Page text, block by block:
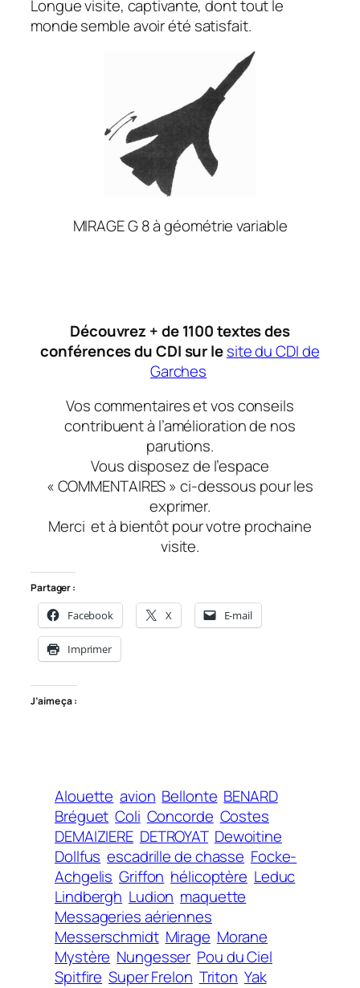
Longue visite, captivante, dont tout le
monde semble avoir été satisfait.
MIRAGE G 8 à géométrie variable
Découvrez + de 1100 textes des
conférences du CDI sur lesite du CDI de
Garches
Vos commentaires et vos conseils
contribuent à l’amélioration de nos
parutions.
Vous disposez de l’espace
« COMMENTAIRES » ci-dessous pour les
exprimer.
Merci et à bientôt pour votre prochaine
visite.
Partager :
Facebook X E-mail
Imprimer
J’aime ça :
Alouette avion Bellonte BENARD
Bréguet Coli Concorde Costes
DEMAIZIERE DETROYAT Dewoitine
Dollfus escadrille de chasse Focke-
Achgelis Griffon hélicoptère Leduc
Lindbergh Ludion maquette
Messageries aériennes
Messerschmidt Mirage Morane
Mystère Nungesser Pou du Ciel
Spitfire Super Frelon Triton Yak